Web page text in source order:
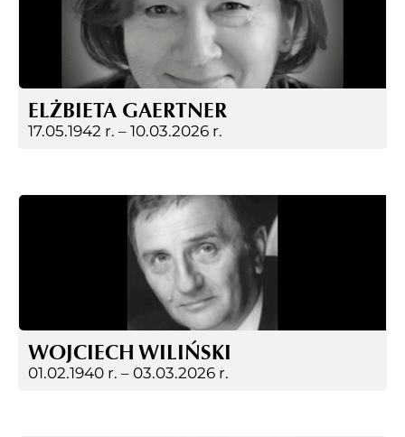
ELŻBIETA GAERTNER
17.05.1942 r. – 10.03.2026 r.
WOJCIECH WILIŃSKI
01.02.1940 r. – 03.03.2026 r.